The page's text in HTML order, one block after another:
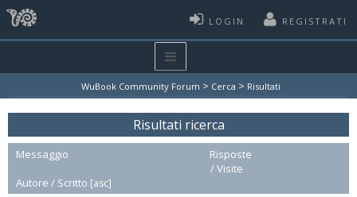
LOGIN REGISTRATI
WuBook Community Forum > Cerca > Risultati
Risultati ricerca
Messaggio
Risposte
/Visite
Autore / Scritto [asc]